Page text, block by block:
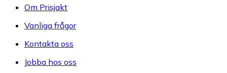
Om Prisjakt
Vanliga frågor
Kontakta oss
Jobba hos oss